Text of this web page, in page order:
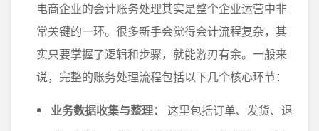
电商企业的会计账务处理其实是整个企业运营中非
常关键的一环。很多新手会觉得会计流程复杂，其
实只要掌握了逻辑和步骤，就能游刃有余。一般来
说，完整的账务处理流程包括以下几个核心环节：
业务数据收集与整理：
这里包括订单、发货、退